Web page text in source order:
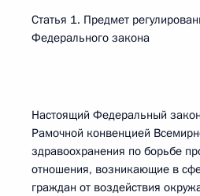
Статья 1. Предмет
Федерального закона
Настоящий Федеральный закон
Рамочной конвенцией
здравоохранения по борьбе
отношения, возникающие в
граждан от воздействия